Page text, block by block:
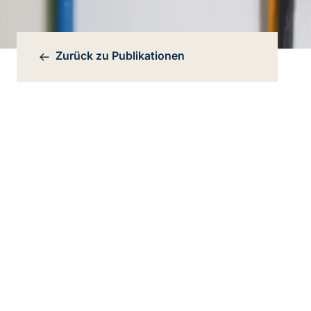
Bereichsnavigation
Zurück zu Publikationen